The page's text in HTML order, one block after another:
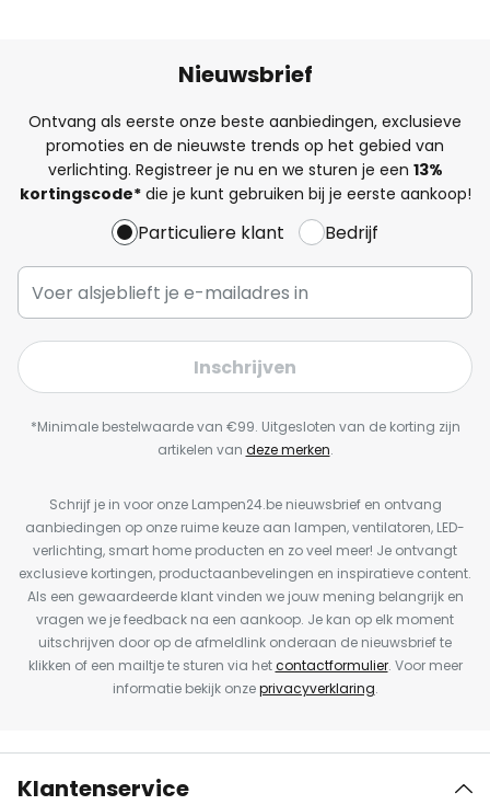
Nieuwsbrief
Ontvang als eerste onze beste aanbiedingen, exclusieve
promoties en de nieuwste trends op het gebied van
verlichting. Registreer je nu en we sturen je een 13%
kortingscode*die je kunt gebruiken bij je eerste aankoop!
Particuliere klant Bedrijf
Inschrijven
*Minimale bestelwaarde van €99. Uitgesloten van de korting zijn
artikelen van deze merken.
Schrijf je in voor onze Lampen24.be nieuwsbrief en ontvang
aanbiedingen op onze ruime keuze aan lampen, ventilatoren, LED-
verlichting, smart home producten en zo veel meer! Je ontvangt
exclusieve kortingen, productaanbevelingen en inspiratieve content.
Als een gewaardeerde klant vinden we jouw mening belangrijk en
vragen we je feedback na een aankoop. Je kan op elk moment
uitschrijven door op de afmeldlink onderaan de nieuwsbrief te
klikken of een mailtje te sturen via hetcontactformulier. Voor meer
informatie bekijk onzeprivacyverklaring.
Klantenservice